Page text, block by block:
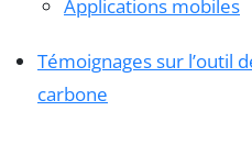
Applications mobiles
Témoignages sur l’outil
carbone